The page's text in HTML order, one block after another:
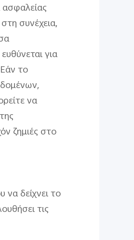
συνέχεια,
για
το
να
ζημιές στο
δείχνει το
τις